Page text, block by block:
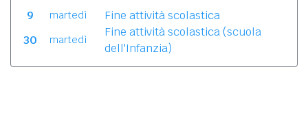
9 martedì
Fine attività scolastica
30
martedì
Fine attività scolastica (scuola
dell'Infanzia)